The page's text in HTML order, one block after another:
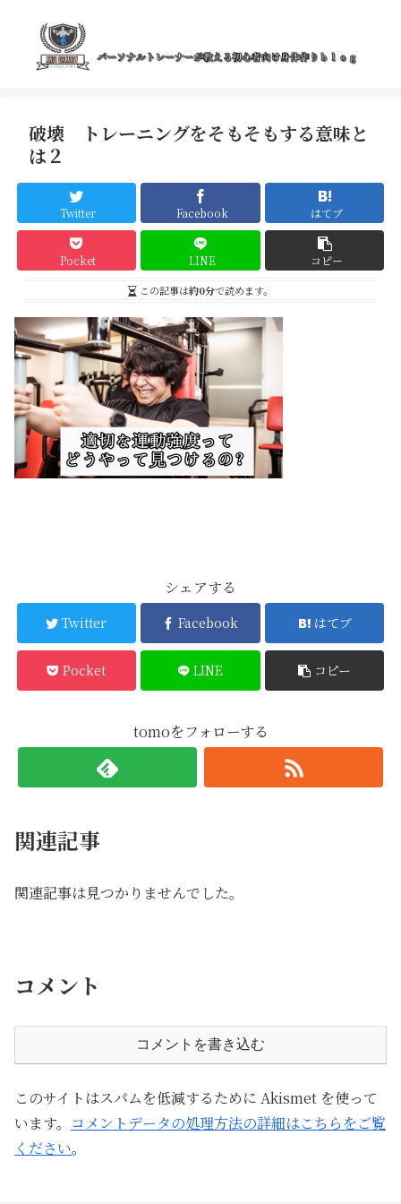
破壊 トレーニングをそもそもする意味と
は２
Twitter Facebook はてブ
Pocket LINE コピー
この記事は約0分で読めます。
シェアする
Twitter Facebook はてブ
Pocket LINE コピー
tomoをフォローする
関連記事
関連記事は見つかりませんでした。
コメント
コメントを書き込む
このサイトはスパムを低減するために Akismet を使って
います。 コメントデータの処理方法の詳細はこちらをご覧
ください。